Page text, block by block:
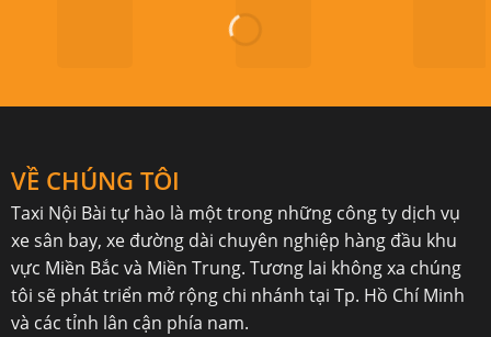
VỀ CHÚNG TÔI
Taxi Nội Bài tự hào là một trong những công ty dịch vụ
xe sân bay, xe đường dài chuyên nghiệp hàng đầu khu
vực Miền Bắc và Miền Trung. Tương lai không xa chúng
tôi sẽ phát triển mở rộng chi nhánh tại Tp. Hồ Chí Minh
và các tỉnh lân cận phía nam.